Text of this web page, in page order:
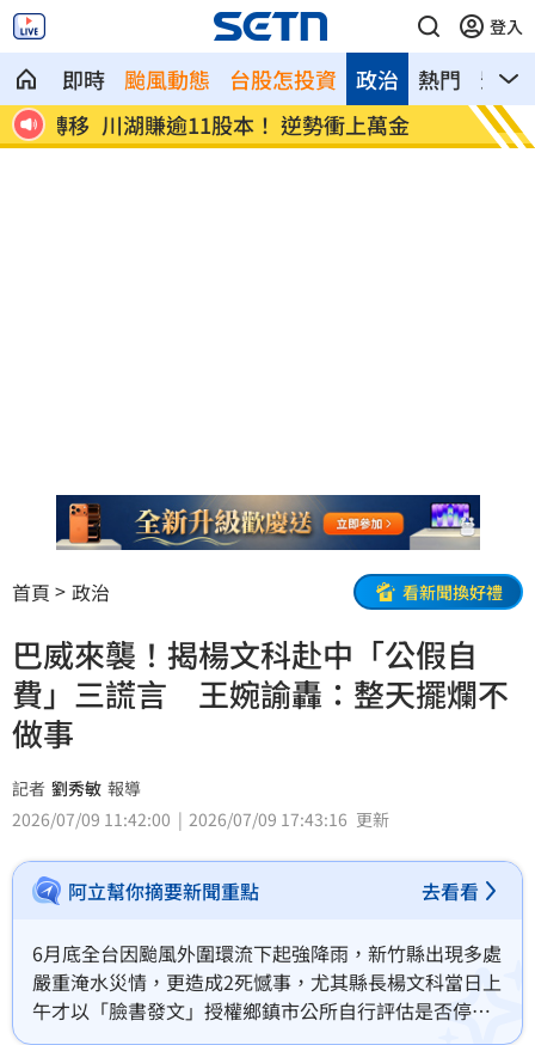
登入
即時 颱風動態 台股怎投資 熱門 影音
政治
移 川湖賺逾11股本！ 逆勢衝上萬金 白海
首頁 政治 看新聞換好禮
巴威來襲！揭楊文科赴中「公假自
費」三謊言 王婉諭轟：整天擺爛不
做事
記者 劉秀敏 報導
2026/07/09 11:42:00
2026/07/09 17:43:16 更新
阿立幫你摘要新聞重點 去看看
6月底全台因颱風外圍環流下起強降雨，新竹縣出現多處
嚴重淹水災情，更造成2死憾事，尤其縣長楊文科當日上
午才以「臉書發文」授權鄉鎮市公所自行評估是否停班